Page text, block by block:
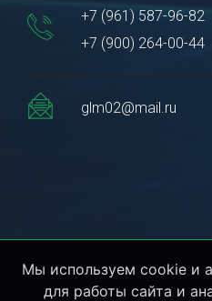
+7 (961) 587-96-82
+7 (900) 264-00-44
glm02@mail.ru
© 2000- 2026 ООО
Мы используем cookie и
для работы сайта и